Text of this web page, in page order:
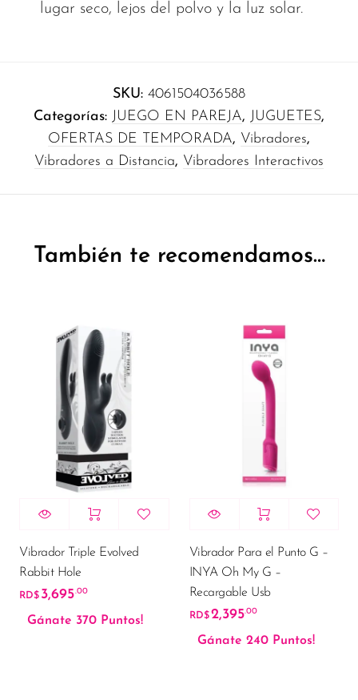
lugar seco, lejos del polvo y la luz solar.
SKU: 4061504036588
Categorías: JUEGO EN PAREJA, JUGUETES,
OFERTAS DE TEMPORADA, Vibradores,
Vibradores a Distancia, Vibradores Interactivos
También te recomendamos…
Vibrador Triple Evolved
Rabbit Hole
RD$ 3,695.00
Gánate 370 Puntos!
Vibrador Para el Punto G –
INYA Oh My G –
Recargable Usb
RD$ 2,395.00
Gánate 240 Puntos!